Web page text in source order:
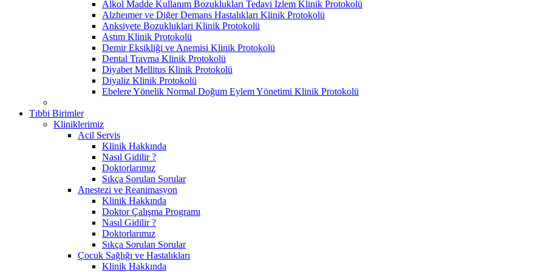
Alkol Madde Kullanım Bozuklukları Tedavi İzlem Klinik Protokolü
Alzheımer ve Diğer Demans Hastalıkları Klinik Protokolü
Anksiyete Bozukluklari Klinik Protokolü
Astım Klinik Protokolü
Demir Eksikliği ve Anemisi Klinik Protokolü
Dental Travma Klinik Protokolü
Diyabet Mellitus Klinik Protokolü
Diyaliz Klinik Protokolü
Ebelere Yönelik Normal Doğum Eylem Yönetimi Klinik Protokolü
Tıbbi Birimler
Kliniklerimiz
Acil Servis
Klinik Hakkında
Nasıl Gidilir ?
Doktorlarımız
Sıkça Sorulan Sorular
Anestezi ve Reanimasyon
Klinik Hakkında
Doktor Çalışma Programı
Nasıl Gidilir ?
Doktorlarımız
Sıkça Sorulan Sorular
Çocuk Sağlığı ve Hastalıkları
Klinik Hakkında